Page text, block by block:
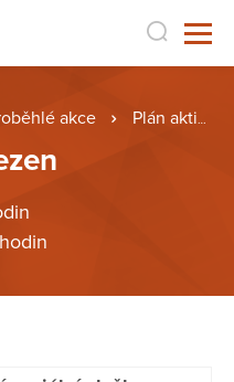
akce Plán aktivit na březen